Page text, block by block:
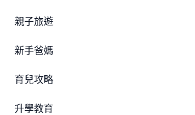
親子旅遊
新手爸媽
育兒攻略
升學教育